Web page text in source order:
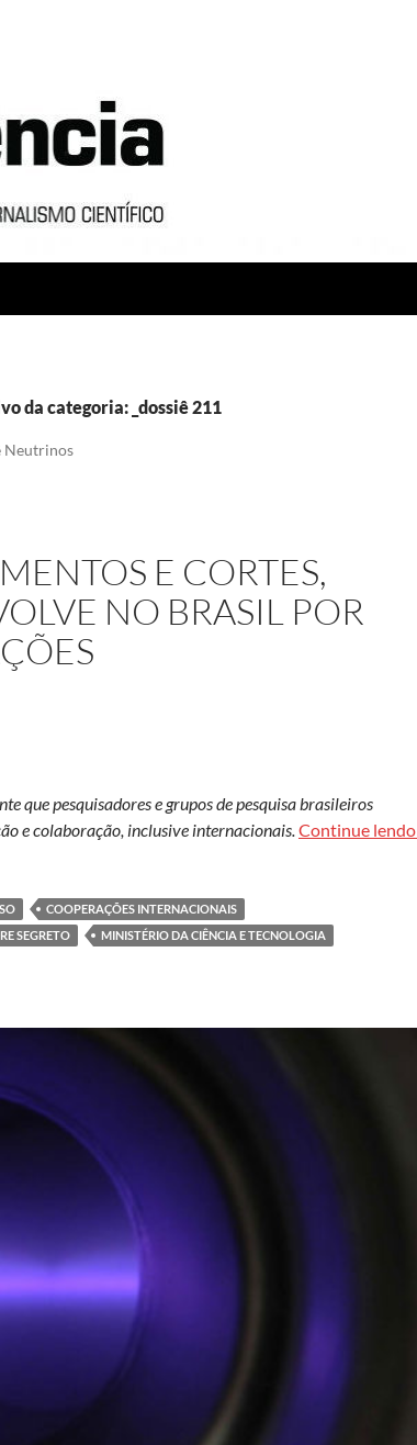
da categoria: _dossiê 211
Neutrinos
E CORTES,
NO BRASIL POR
que pesquisadores e grupos de pesquisa brasileiros
e colaboração, inclusive internacionais.Continue lendo
COOPERAÇÕES INTERNACIONAIS
SEGRETO
MINISTÉRIO DA CIÊNCIA E TECNOLOGIA